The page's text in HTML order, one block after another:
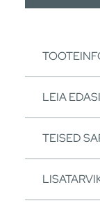
LEIA
TEISED